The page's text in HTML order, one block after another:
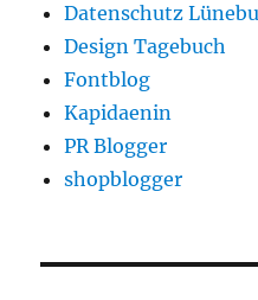
Datenschutz
Design Tagebuch
Fontblog
Kapidaenin
PR Blogger
shopblogger